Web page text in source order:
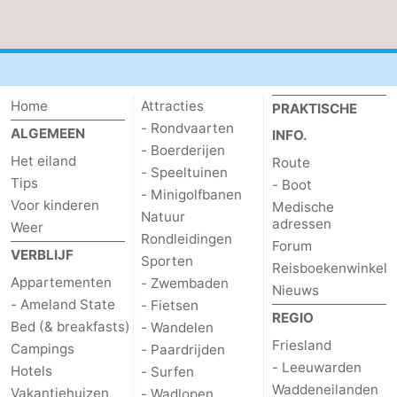
Praktisch
Route
-
Reisboekenwinkel
Nieuws
Medische
Home
ALGEMEEN
Het eiland
Tips
Voor kinderen
Weer
VERBLIJF
Appartementen
- Ameland State
Bed (& breakfasts)
Campings
Hotels
Vakantiehuizen
Attracties
- Rondvaarten
- Boerderijen
- Speeltuinen
- Minigolfbanen
Natuur
Rondleidingen
Sporten
- Zwembaden
- Fietsen
- Wandelen
- Paardrijden
- Surfen
PRAKTISCHE
INFO.
Route
- Boot
Medische
adressen
Forum
Reisboekenwinkel
Nieuws
REGIO
Friesland
- Leeuwarden
Waddeneilanden